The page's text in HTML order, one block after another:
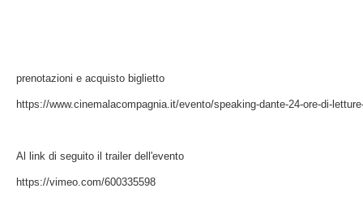
prenotazioni e acquisto biglietto
https://www.cinemalacompagnia.it/evento/speaking-dante-24-ore-di-
Al link di seguito il trailer dell'evento
https://vimeo.com/600335598